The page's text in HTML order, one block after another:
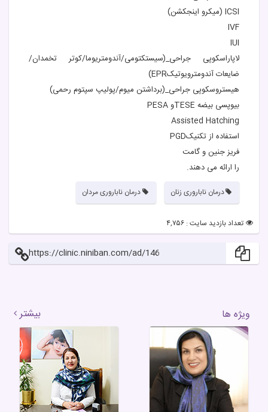
ICSI (میکرو اینجکشن)
IVF
IUI
لاپاراسکوپی جراحی_(سیستکتومی/آندومتریوما/کوتر تخمدان/
ضایعات آندومترویوتیکEPR)
هیستروسکوپی جراحی_(برداشتن میوم/پولیپ سپتوم رحمی)
بیوپسی بیضه TESEو PESA
Assisted Hatching
استفاده از تکنیکPGD
فریز جنین و گامت
را ارائه می دهند.
درمان ناباروری زنان درمان ناباروری مردان
تعداد بازدید سایت : ۴,۷۵۶
https://clinic.niniban.com/ad/146
ویژه ها بیشتر